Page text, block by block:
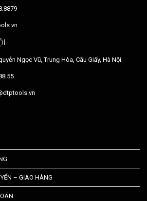
Ngọc Vũ, Trung Hòa, Cầu Giấy, Hà Nội
– GIAO HÀNG